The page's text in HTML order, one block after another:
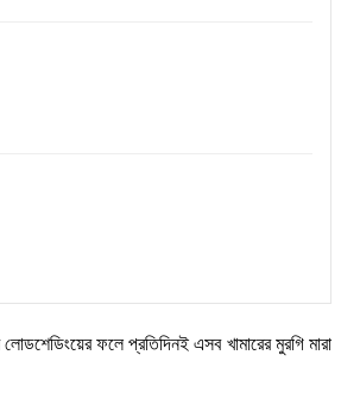
ফলে প্রতিদিনই এসব খামারের মুরগি মারা